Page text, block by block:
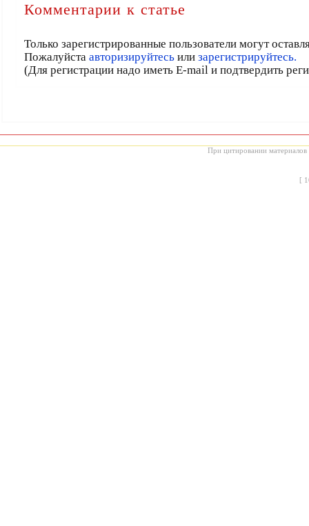
Комментарии к статье
Только зарегистрированные пользователи могут
Пожалуйста авторизируйтесьили зарегистрируйтесь.
(Для регистрации надо иметь E-mail и подтвердить
При цитировании материалов
[